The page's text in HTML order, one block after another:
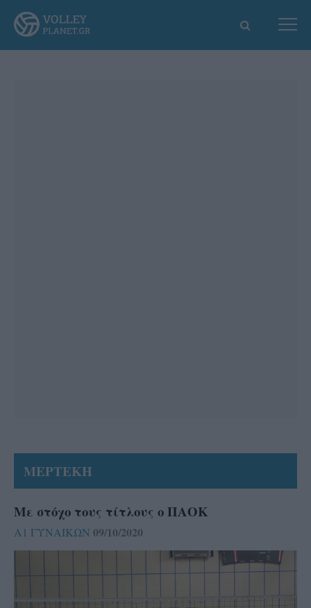
ΜΕΡΤΕΚΗ
Με στόχο τους τίτλους ο ΠΑΟΚ
Α1 ΓΥΝΑΙΚΩΝ 09/10/2020